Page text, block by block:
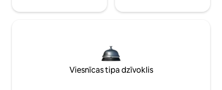
Viesnīcas tipa dzīvoklis